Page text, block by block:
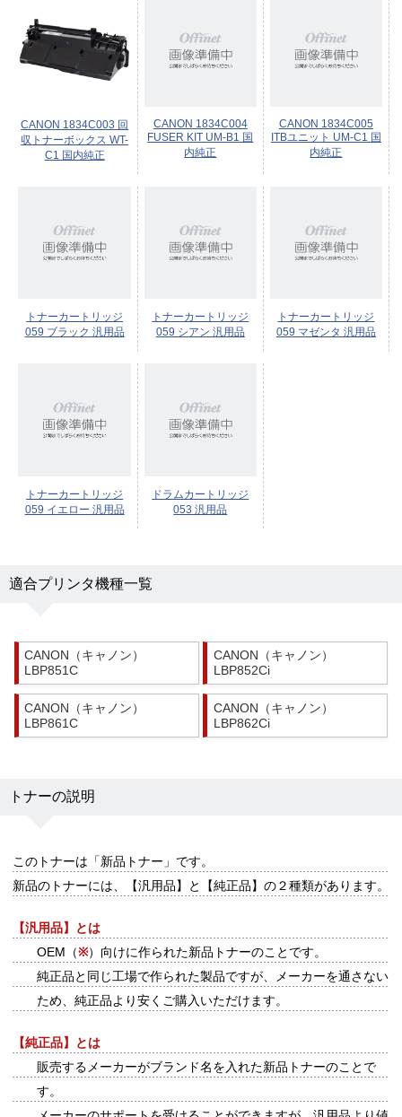
CANON 1834C003 回
収トナーボックス WT-
C1 国内純正
CANON 1834C004
FUSER KIT UM-B1 国
内純正
CANON 1834C005
ITBユニット UM-C1 国
内純正
トナーカートリッジ
059 ブラック 汎用品
トナーカートリッジ
059 シアン 汎用品
トナーカートリッジ
059 マゼンタ 汎用品
トナーカートリッジ
059 イエロー 汎用品
ドラムカートリッジ
053 汎用品
適合プリンタ機種一覧
CANON（キャノン）
LBP851C
CANON（キャノン）
LBP852Ci
CANON（キャノン）
LBP861C
CANON（キャノン）
LBP862Ci
トナーの説明
このトナーは 「新品トナー」 です。
新品のトナーには、【汎用品】と【純正品】の２種類があります。
【汎用品】とは
OEM（※）向けに作られた新品トナーのことです。
純正品と同じ工場で作られた製品ですが、メーカーを通さない
ため、純正品より安くご購入いただけます。
【純正品】とは
販売するメーカーがブランド名を入れた新品トナーのことで
す。